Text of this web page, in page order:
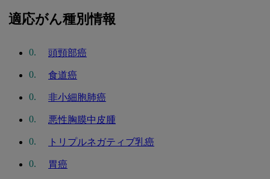
適応がん種別情報
頭頸部癌
食道癌
非小細胞肺癌
悪性胸膜中皮腫
トリプルネガティブ乳癌
胃癌